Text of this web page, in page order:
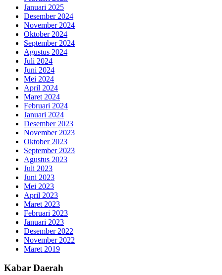
Januari 2025
Desember 2024
November 2024
Oktober 2024
September 2024
Agustus 2024
Juli 2024
Juni 2024
Mei 2024
April 2024
Maret 2024
Februari 2024
Januari 2024
Desember 2023
November 2023
Oktober 2023
September 2023
Agustus 2023
Juli 2023
Juni 2023
Mei 2023
April 2023
Maret 2023
Februari 2023
Januari 2023
Desember 2022
November 2022
Maret 2019
Kabar Daerah